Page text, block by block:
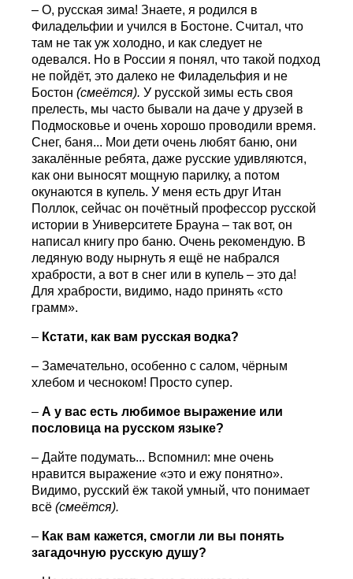
– О, русская зима! Знаете, я родился в
Филадельфии и учился в Бостоне. Считал, что
там не так уж холодно, и как следует не
одевался. Но в России я понял, что такой подход
не пойдёт, это далеко не Филадельфия и не
Бостон(смеётся).У русской зимы есть своя
прелесть, мы часто бывали на даче у друзей в
Подмосковье и очень хорошо проводили время.
Снег, баня... Мои дети очень любят баню, они
закалённые ребята, даже русские удивляются,
как они выносят мощную парилку, а потом
окунаются в купель. У меня есть друг Итан
Поллок, сейчас он почётный профессор русской
истории в Университете Брауна – так вот, он
написал книгу про баню. Очень рекомендую. В
ледяную воду нырнуть я ещё не набрался
храбрости, а вот в снег или в купель – это да!
Для храбрости, видимо, надо принять «сто
грамм».
– Кстати, как вам русская водка?
– Замечательно, особенно с салом, чёрным
хлебом и чесноком! Просто супер.
–А у вас есть любимое выражение или
пословица на русском языке?
– Дайте подумать... Вспомнил: мне очень
нравится выражение «это и ежу понятно».
Видимо, русский ёж такой умный, что понимает
всё(смеётся).
– Как вам кажется, смогли ли вы понять
загадочную русскую душу?